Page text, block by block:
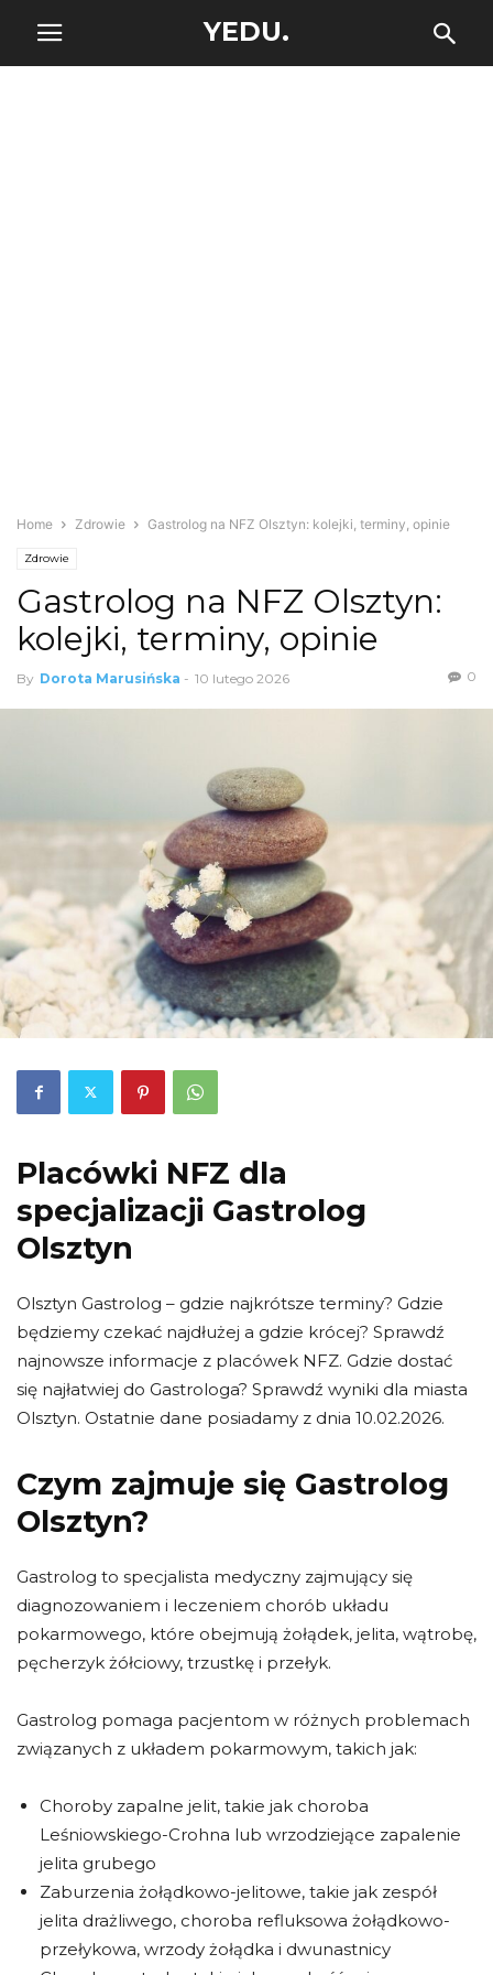
YEDU.
Home Zdrowie Gastrolog na NFZ Olsztyn: kolejki, terminy, opinie
Zdrowie
Gastrolog na NFZ Olsztyn:
kolejki, terminy, opinie
By Dorota Marusińska - 10 lutego 2026 0
Placówki NFZ dla
specjalizacji Gastrolog
Olsztyn
Olsztyn Gastrolog – gdzie najkrótsze terminy? Gdzie
będziemy czekać najdłużej a gdzie krócej? Sprawdź
najnowsze informacje z placówek NFZ. Gdzie dostać
się najłatwiej do Gastrologa? Sprawdź wyniki dla miasta
Olsztyn. Ostatnie dane posiadamy z dnia 10.02.2026.
Czym zajmuje się Gastrolog
Olsztyn?
Gastrolog to specjalista medyczny zajmujący się
diagnozowaniem i leczeniem chorób układu
pokarmowego, które obejmują żołądek, jelita, wątrobę,
pęcherzyk żółciowy, trzustkę i przełyk.
Gastrolog pomaga pacjentom w różnych problemach
związanych z układem pokarmowym, takich jak:
Choroby zapalne jelit, takie jak choroba
Leśniowskiego-Crohna lub wrzodziejące zapalenie
jelita grubego
Zaburzenia żołądkowo-jelitowe, takie jak zespół
jelita drażliwego, choroba refluksowa żołądkowo-
przełykowa, wrzody żołądka i dwunastnicy